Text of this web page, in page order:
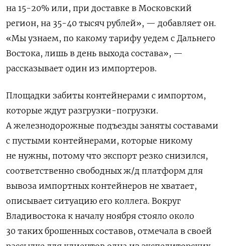
на 15-20% или, при доставке в Московский
регион, на 35-40 тысяч рублей», — добавляет он.
«Мы узнаем, по какому тарифу уедем с Дальнего
Востока, лишь в день выхода состава», —
рассказывает один из импортеров.
Площадки забиты контейнерами с импортом,
которые ждут разгрузки-погрузки.
А железнодорожные подъезды заняты составами
с пустыми контейнерами, которые никому
не нужны, потому что экспорт резко снизился,
соответственно свободных ж/д платформ для
вывоза импортных контейнеров не хватает,
описывает ситуацию его коллега. Вокруг
Владивостока к началу ноября стояло около
30 таких брошенных составов, отмечала в своей